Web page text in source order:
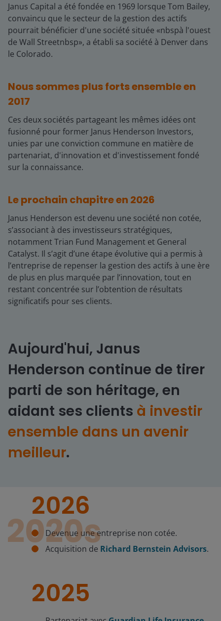
Janus Capital a été fondée en 1969 lorsque Tom Bailey,
convaincu que le secteur de la gestion des actifs
pourrait bénéficier d'une société située «​nbsp​à l'ouest
de Wall Street​nbsp​», a établi sa société à Denver dans
le Colorado.
Nous sommes plus forts ensemble en
2017
Ces deux sociétés partageant les mêmes idées ont
fusionné pour former Janus Henderson Investors,
unies par une conviction commune en matière de
partenariat, d'innovation et d'investissement fondé
sur la connaissance.
Le prochain chapitre en 2026
Janus Henderson est devenu une société non cotée,
s’associant à des investisseurs stratégiques,
notamment Trian Fund Management et General
Catalyst. Il s’agit d’une étape évolutive qui a permis à
l’entreprise de repenser la gestion des actifs à une ère
de plus en plus marquée par l’innovation, tout en
restant concentrée sur l’obtention de résultats
significatifs pour ses clients.
Aujourd'hui, Janus
Henderson continue de tirer
parti de son héritage, en
aidant ses clients à investir
ensemble dans un avenir
meilleur.
2020s
2026
Devenue une entreprise non cotée.
Acquisition de Richard Bernstein Advisors.
2025